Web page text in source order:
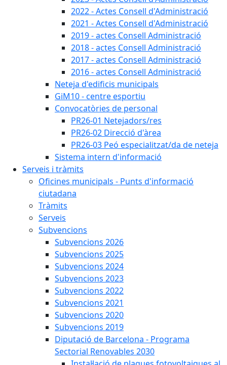
2022 - Actes Consell d'Administració
2021 - Actes Consell d'Administració
2019 - actes Consell Administració
2018 - actes Consell Administració
2017 - actes Consell Administració
2016 - actes Consell Administració
Neteja d'edificis municipals
GiM10 - centre esportiu
Convocatòries de personal
PR26-01 Netejadors/res
PR26-02 Direcció d'àrea
PR26-03 Peó especialitzat/da de neteja
Sistema intern d'informació
Serveis i tràmits
Oficines municipals - Punts d'informació
ciutadana
Tràmits
Serveis
Subvencions
Subvencions 2026
Subvencions 2025
Subvencions 2024
Subvencions 2023
Subvencions 2022
Subvencions 2021
Subvencions 2020
Subvencions 2019
Diputació de Barcelona - Programa
Sectorial Renovables 2030